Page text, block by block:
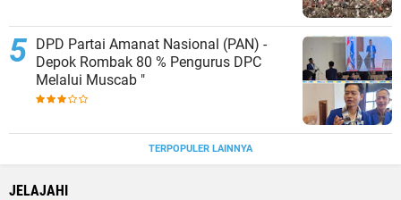
DPD Partai Amanat Nasional (PAN) -
Depok Rombak 80 % Pengurus DPC
Melalui Muscab "
TERPOPULER LAINNYA
JELAJAHI